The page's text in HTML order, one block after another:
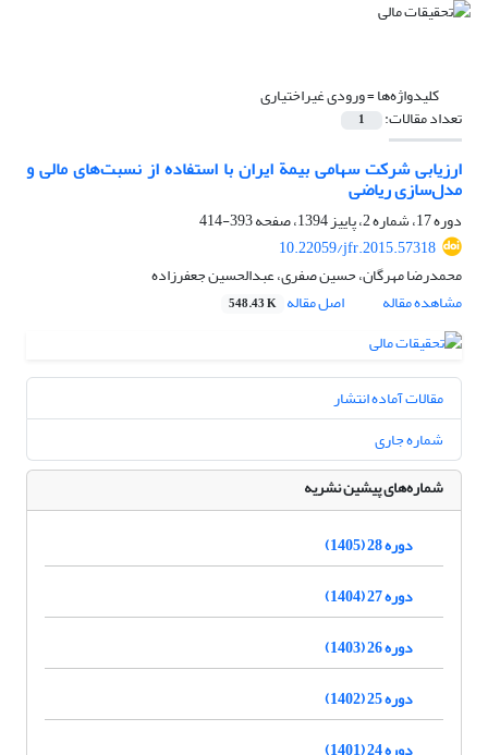
کلیدواژه‌ها =ورودی غیراختیاری
تعداد مقالات: 1
ارزیابی شرکت سهامی بیمة ایران با استفاده از نسبت‌های مالی و
مدل‌سازی ریاضی
دوره 17، شماره 2، پاییز 1394، صفحه
393-414
10.22059/jfr.2015.57318
محمدرضا مهرگان، حسین صفری، عبدالحسین جعفرزاده
مشاهده مقاله
اصل مقاله 548.43 K
مقالات آماده انتشار
شماره جاری
شماره‌های پیشین نشریه
دوره 28 (1405)
دوره 27 (1404)
دوره 26 (1403)
دوره 25 (1402)